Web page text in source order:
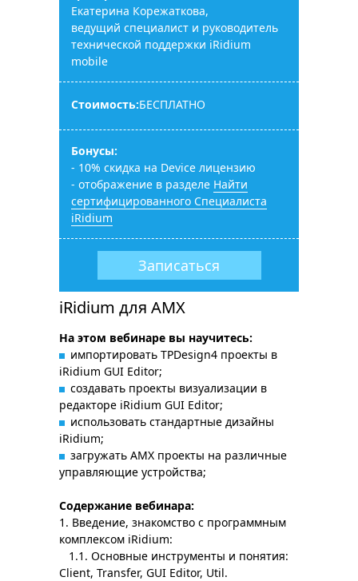
Екатерина Корежаткова,
ведущий специалист и руководитель
технической поддержки iRidium
mobile
Стоимость:БЕСПЛАТНО
Бонусы:
- 10% скидка на Device лицензию
- отображение в разделе Найти
сертифицированного Специалиста
iRidium
Записаться
iRidium для AMX
На этом вебинаре вы научитесь:
импортировать TPDesign4 проекты в
iRidium GUI Editor;
создавать проекты визуализации в
редакторе iRidium GUI Editor;
использовать стандартные дизайны
iRidium;
загружать AMX проекты на различные
управляющие устройства;
Содержание вебинара:
1. Введение, знакомство с программным
комплексом iRidium:
1.1. Основные инструменты и понятия:
Client, Transfer, GUI Editor, Util.